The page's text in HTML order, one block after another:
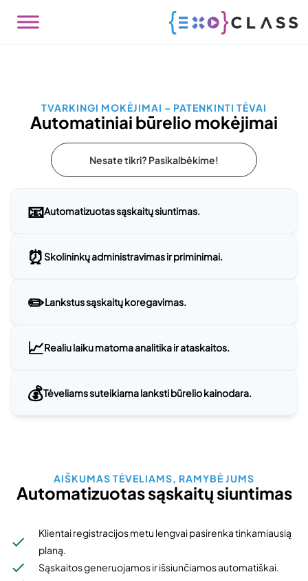
TVARKINGI MOKĖJIMAI – PATENKINTI TĖVAI
Automatiniai būrelio mokėjimai
Nesate tikri? Pasikalbėkime!
📧Automatizuotas sąskaitų siuntimas.
⏰ Skolininkų administravimas ir priminimai.
✏️Lankstus sąskaitų koregavimas.
📈Realiu laiku matoma analitika ir ataskaitos.
💰Tėveliams suteikiama lanksti būrelio kainodara.
AIŠKUMAS TĖVELIAMS, RAMYBĖ JUMS
Automatizuotas sąskaitų siuntimas
Klientai registracijos metu lengvai pasirenka tinkamiausią
planą.
Sąskaitos generuojamos ir išsiunčiamos automatiškai.